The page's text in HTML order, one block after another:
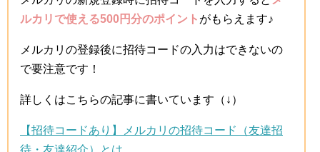
ルカリで使える500円分のポイント がもらえます♪
メルカリの登録後に招待コードの入力はできないの
で要注意です！
詳しくはこちらの記事に書いています（↓）
【招待コードあり】メルカリの招待コード（友達招